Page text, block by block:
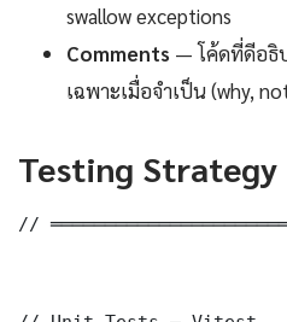
swallow exceptions
Comments — โค้ดที่ดีอธิ
เฉพาะเมื่อจำเป็น (why,
Testing Strategy
//